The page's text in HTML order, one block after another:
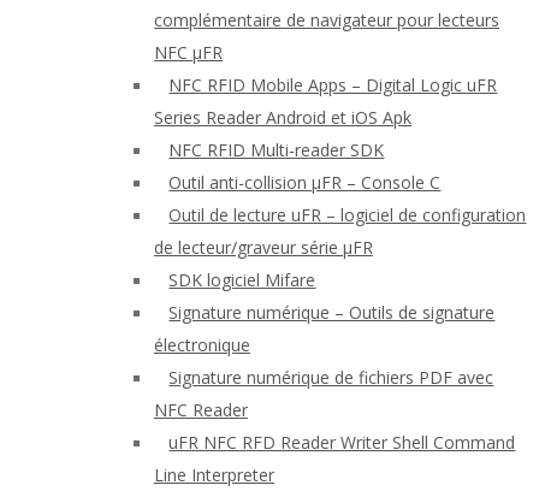
complémentaire de navigateur pour lecteurs
NFC μFR
NFC RFID Mobile Apps – Digital Logic uFR
Series Reader Android et iOS Apk
NFC RFID Multi-reader SDK
Outil anti-collision μFR – Console C
Outil de lecture uFR – logiciel de configuration
de lecteur/graveur série μFR
SDK logiciel Mifare
Signature numérique – Outils de signature
électronique
Signature numérique de fichiers PDF avec
NFC Reader
uFR NFC RFD Reader Writer Shell Command
Line Interpreter